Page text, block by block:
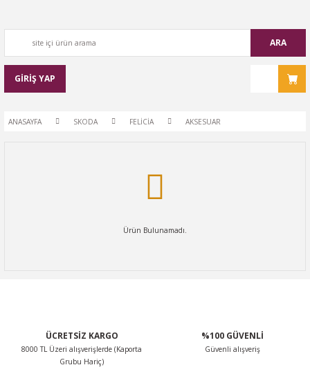
ARA
GİRİŞ YAP
ANASAYFA SKODA FELİCİA AKSESUAR
Ürün Bulunamadı.
ÜCRETSİZ KARGO
8000 TL Üzeri alışverişlerde (Kaporta
Grubu Hariç)
%100 GÜVENLİ
Güvenli alışveriş